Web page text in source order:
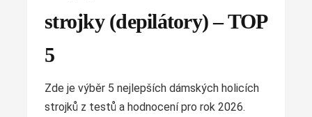
strojky (depilátory) – TOP
5
Zde je výběr 5 nejlepších dámských holicích
strojků z testů a hodnocení pro rok 2026.